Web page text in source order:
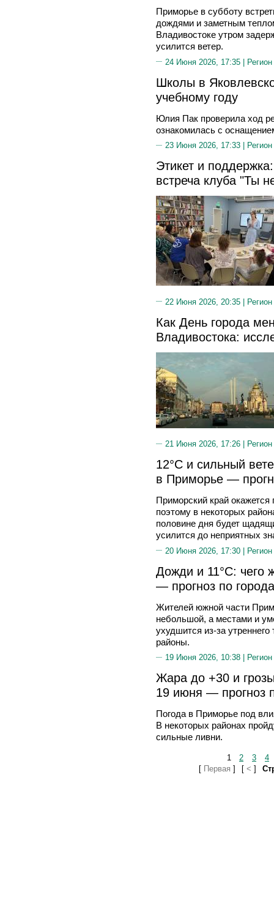
Приморье в субботу
дождями и заметным
Владивостоке утром
усилится ветер.
24 Июня 2026, 17:35 |
Школы в
учебному году
Юлия Пак проверила ход
ознакомилась с
23 Июня 2026, 17:33 |
Этикет и
встреча клуба "Ты
22 Июня 2026, 20:35 |
Как День города
Владивостока:
21 Июня 2026, 17:26 |
12°C и сильный
в Приморье —
Приморский край
поэтому в некоторых
половине дня будет
усилится до неприятных
20 Июня 2026, 17:30 |
Дожди и 11°C: чего
— прогноз по
Жителей южной части
небольшой, а местами и
ухудшится из-за
районы.
19 Июня 2026, 10:38 |
Жара до +30 и
19 июня — прогноз
Погода в Приморье под
В некоторых районах
сильные ливни.
1 2 3
4
[Первая ] [< ]